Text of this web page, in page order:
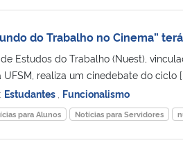
do Trabalho no Cinema”
Estudos do Trabalho (Nuest),
UFSM, realiza um cinedebate do ciclo
Estudantes Funcionalismo
para Alunos Notícias para Servidores